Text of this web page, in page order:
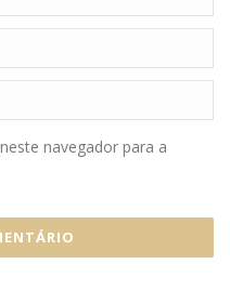
navegador para a